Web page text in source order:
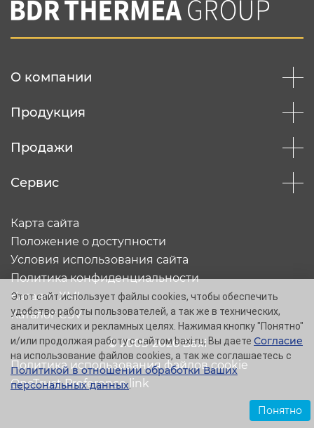
Вы соглашаетесь с нашей политикой
конфеденциальности
О компании
Продукция
Продажи
Сервис
© 2005-2026 Baxi
Карта сайта
Положение о доступности
Условия использования сайта
Политика конфиденциальности
Каталог XML
Каталог CSV
Политика использования файлов cookie
OneTrust Preference link
Этот сайт использует файлы cookies, чтобы обеспечить
удобство работы пользователей, а так же в технических,
аналитических и рекламных целях. Нажимая кнопку "Понятно"
и/или продолжая работу с сайтом baxi.ru, Вы даете Согласие
на использование файлов cookies, а так же соглашаетесь с
Политикой в отношении обработки Ваших
персональных данных.
Понятно